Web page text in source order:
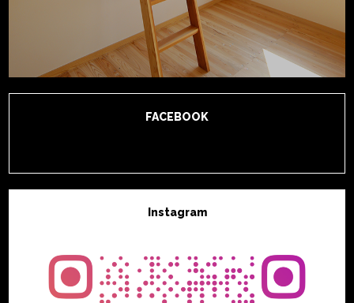
FACEBOOK
Instagram